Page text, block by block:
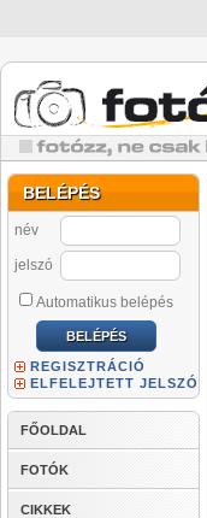
BELÉPÉS
név
jelszó
Automatikus belépés
REGISZTRÁCIÓ
ELFELEJTETT JELSZÓ
FŐOLDAL
FOTÓK
CIKKEK